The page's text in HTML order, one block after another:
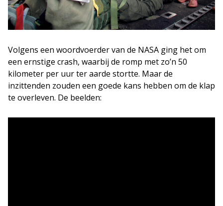
Volgens een woordvoerder van de NASA ging het om
een ernstige crash, waarbij de romp met zo’n 50
kilometer per uur ter aarde stortte. Maar de
inzittenden zouden een goede kans hebben om de klap
te overleven. De beelden: